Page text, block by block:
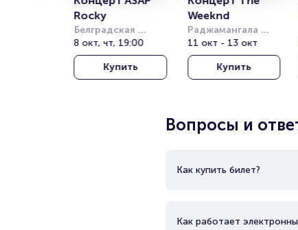
Rocky
Белградская
Арена (бывш.
Штарк Арена)
8 окт, чт, 19:00
Купить
Weeknd
Раджамангала
Нэшнл Стэдиум
(Rajamangala
National Stadium)
11 окт - 13 окт
Купить
Вопросы и
Как купить билет?
Как работает